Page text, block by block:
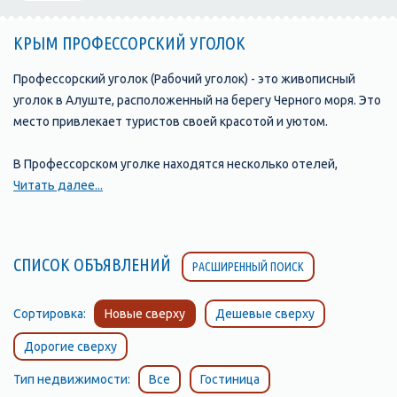
КРЫМ ПРОФЕССОРСКИЙ УГОЛОК
Профессорский уголок (Рабочий уголок) - это живописный
уголок в Алуште, расположенный на берегу Черного моря. Это
место привлекает туристов своей красотой и уютом.
В Профессорском уголке находятся несколько отелей,
предлагающих комфортное размещение и хорошие условия
номера различных категорий, а также открытый бассейн, зона
отдыха и бесплатная парковка.
Еще один популярный отель в Профессорском уголке -
"Райский уголок", который находится в непосредственной
близости от пляжа. Отель предлагает гостям номера с видом
на море и собственным балконом или террасой, а также
Читать далее...
СПИСОК ОБЪЯВЛЕНИЙ РАСШИРЕННЫЙ ПОИСК
Сортировка: Новые сверху Дешевые сверху
Дорогие сверху
Тип недвижимости: Все Гостиница